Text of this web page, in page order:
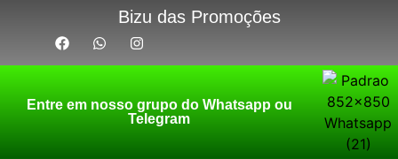
Bizu das Promoções
Entre em nosso grupo do Whatsapp ou
Telegram